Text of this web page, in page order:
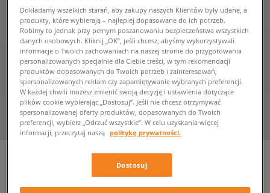
NEW BALANCE BLUZA Z
Dokładamy wszelkich starań, aby zakupy naszych Klientów były udane, a
produkty, które wybierają – najlepiej dopasowane do ich potrzeb.
Robimy to jednak przy pełnym poszanowaniu bezpieczeństwa wszystkich
danych osobowych. Kliknij „OK”, jeśli chcesz, abyśmy wykorzystywali
informacje o Twoich zachowaniach na naszej stronie do przygotowania
personalizowanych specjalnie dla Ciebie treści, w tym rekomendacji
produktów dopasowanych do Twoich potrzeb i zainteresowań,
spersonalizowanych reklam czy zapamiętywanie wybranych preferencji.
W każdej chwili możesz zmienić swoją decyzję i ustawienia dotyczące
plików cookie wybierając „Dostosuj”. Jeśli nie chcesz otrzymywać
spersonalizowanej oferty produktów, dopasowanych do Twoich
preferencji, wybierz „Odrzuć wszystkie”. W celu uzyskania więcej
informacji, przeczytaj naszą politykę prywatności.
Dostosuj